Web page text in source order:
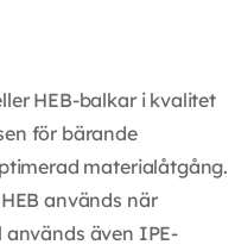
HEB-balkar i kvalitet
för bärande
materialåtgång.
används när
även IPE-